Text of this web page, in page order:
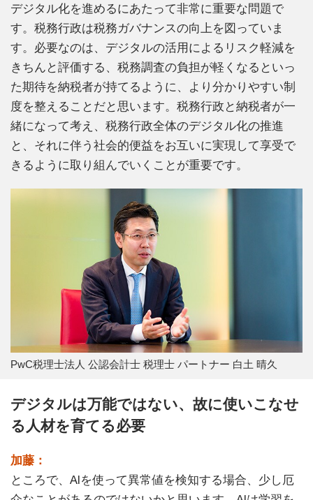
PwC税理士法人 公認会計士 税理士 パートナー 白土 晴久
デジタル化を進めるにあたって非常に重要な問題で
す。税務行政は税務ガバナンスの向上を図っていま
す。必要なのは、デジタルの活用によるリスク軽減を
きちんと評価する、税務調査の負担が軽くなるといっ
た期待を納税者が持てるように、より分かりやすい制
度を整えることだと思います。税務行政と納税者が一
緒になって考え、税務行政全体のデジタル化の推進
と、それに伴う社会的便益をお互いに実現して享受で
きるように取り組んでいくことが重要です。
デジタルは万能ではない、故に使いこなせ
る人材を育てる必要
加藤：
ところで、AIを使って異常値を検知する場合、少し厄